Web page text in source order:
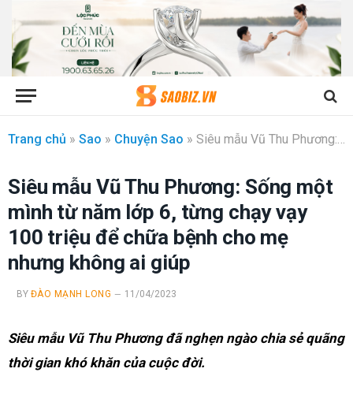
Trang chủ » Sao » Chuyện Sao » Siêu mẫu Vũ Thu Phương: Sống một mình từ năm lớp 6, từng chạy vạy 100 triệu để chữa bệnh cho mẹ nhưng không ai giúp
Siêu mẫu Vũ Thu Phương: Sống một
mình từ năm lớp 6, từng chạy vạy
100 triệu để chữa bệnh cho mẹ
nhưng không ai giúp
BY ĐÀO MẠNH LONG 11/04/2023
Siêu mẫu Vũ Thu Phương đã nghẹn ngào chia sẻ quãng
thời gian khó khăn của cuộc đời.